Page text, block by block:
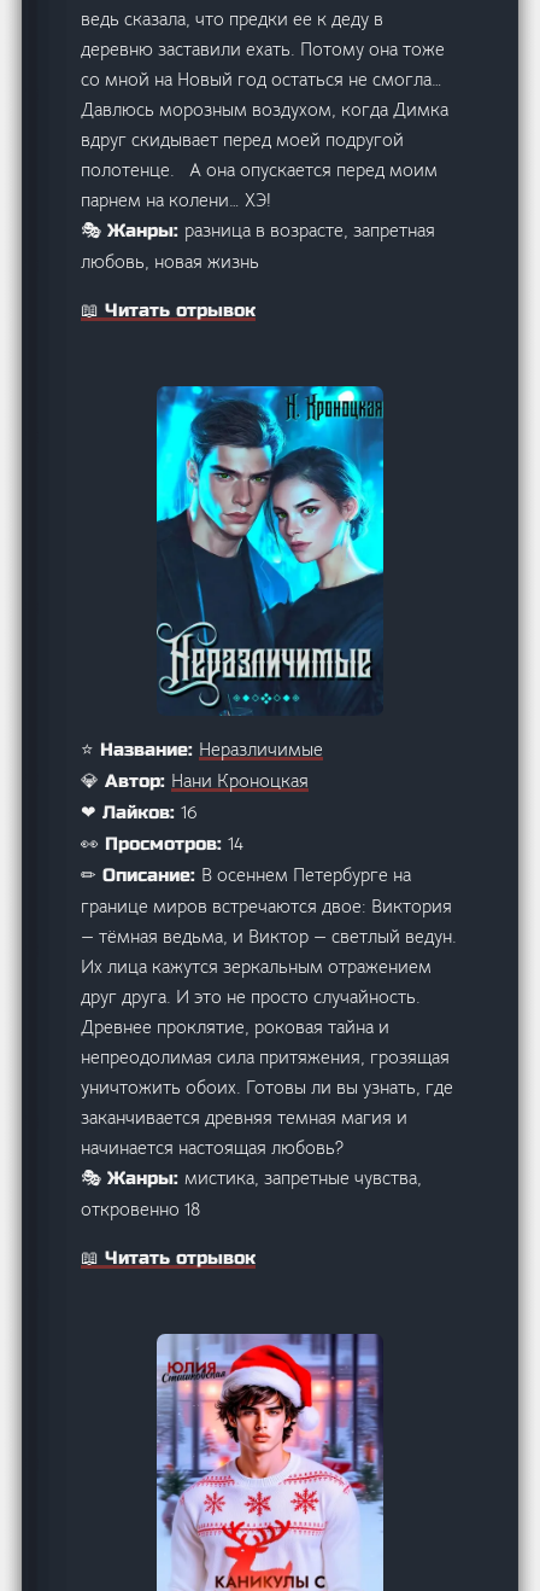
ведь сказала, что предки ее к деду в
деревню заставили ехать. Потому она тоже
со мной на Новый год остаться не смогла…
Давлюсь морозным воздухом, когда Димка
вдруг скидывает перед моей подругой
полотенце. А она опускается перед моим
парнем на колени… ХЭ!
🎭 Жанры:разница в возрасте, запретная
любовь, новая жизнь
📖 Читать отрывок
⭐ Название: Неразличимые
💎 Автор: Нани Кроноцкая
❤ Лайков:16
👀 Просмотров:14
✏ Описание: В осеннем Петербурге на
границе миров встречаются двое: Виктория
— тёмная ведьма, и Виктор — светлый ведун.
Их лица кажутся зеркальным отражением
друг друга. И это не просто случайность.
Древнее проклятие, роковая тайна и
непреодолимая сила притяжения, грозящая
уничтожить обоих. Готовы ли вы узнать, где
заканчивается древняя темная магия и
начинается настоящая любовь?
🎭 Жанры:мистика, запретные чувства,
откровенно 18
📖 Читать отрывок